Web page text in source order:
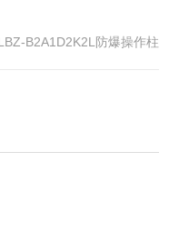
B2A1D2K2L防爆操作柱